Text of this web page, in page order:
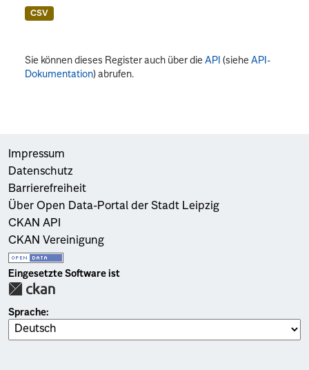
CSV
Sie können dieses Register auch über dieAPI (sieheAPI-
Dokumentation) abrufen.
Impressum
Datenschutz
Barrierefreiheit
Über Open Data-Portal der Stadt Leipzig
CKAN API
CKAN Vereinigung
Eingesetzte Software ist
Sprache